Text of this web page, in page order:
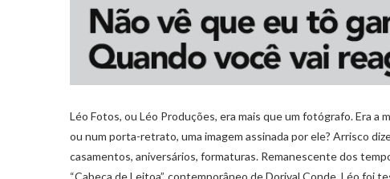
Léo Fotos, ou Léo Produções, era mais que um fotógrafo. Era a
ou num porta-retrato, uma imagem assinada por ele? Arrisco
casamentos, aniversários, formaturas. Remanescente dos